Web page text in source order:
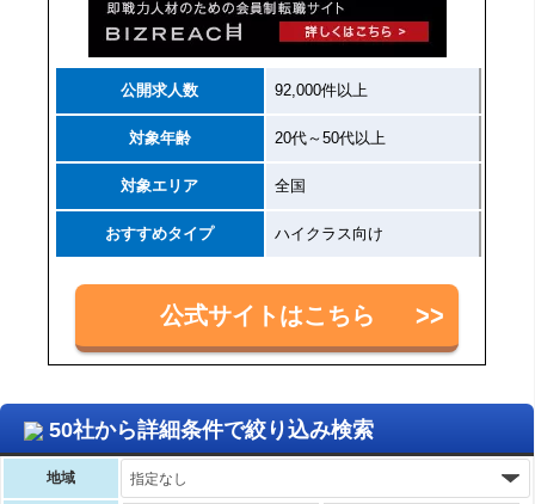
公開求人数 92,000件以上
対象年齢 20代～50代以上
対象エリア 全国
おすすめタイプ ハイクラス向け
公式サイトはこちら
50社から詳細条件で絞り込み検索
地域